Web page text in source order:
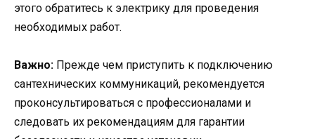
этого обратитесь к электрику для проведения
необходимых работ.
Важно: Прежде чем приступить к подключению
сантехнических коммуникаций, рекомендуется
проконсультироваться с профессионалами и
следовать их рекомендациям для гарантии